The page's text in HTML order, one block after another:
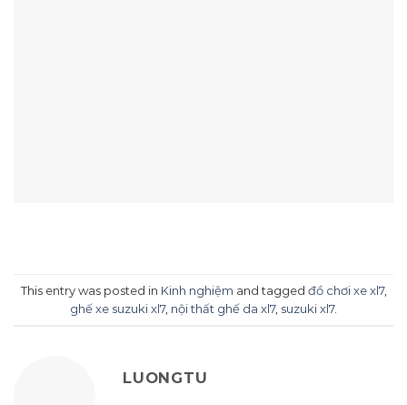
This entry was posted in Kinh nghiệm and tagged đồ chơi xe xl7,
ghế xe suzuki xl7, nội thất ghế da xl7, suzuki xl7.
LUONGTU